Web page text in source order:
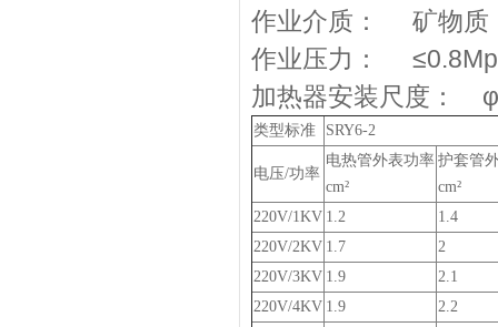
作业介质： 矿物质
作业压力：
加热器安装尺度：
类型标准 SRY6-2
电压/功率
电热管外表功率
cm²
护套管
cm²
220V/1KV 1.2
1.4
220V/2KV 1.7
2
220V/3KV 1.9
2.1
220V/4KV 1.9
2.2